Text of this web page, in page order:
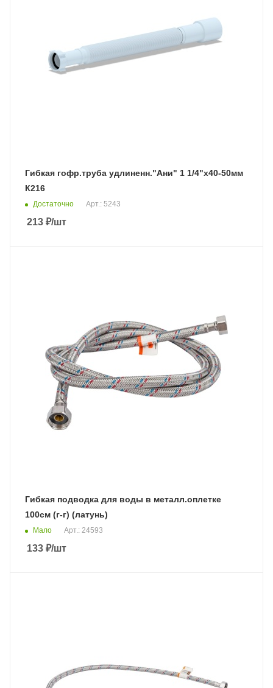
Гибкая гофр.труба удлиненн."Ани" 1 1/4"х40-50мм
К216
Достаточно Арт.: 5243
213 ₽/шт
Гибкая подводка для воды в металл.оплетке
100см (г-г) (латунь)
Мало Арт.: 24593
133 ₽/шт